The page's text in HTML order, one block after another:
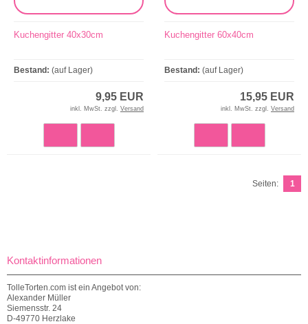
Kuchengitter 40x30cm
Bestand: (auf Lager)
9,95 EUR
inkl. MwSt. zzgl. Versand
Kuchengitter 60x40cm
Bestand: (auf Lager)
15,95 EUR
inkl. MwSt. zzgl. Versand
Seiten: 1
Kontaktinformationen
TolleTorten.com ist ein Angebot von:
Alexander Müller
Siemensstr. 24
D-49770 Herzlake